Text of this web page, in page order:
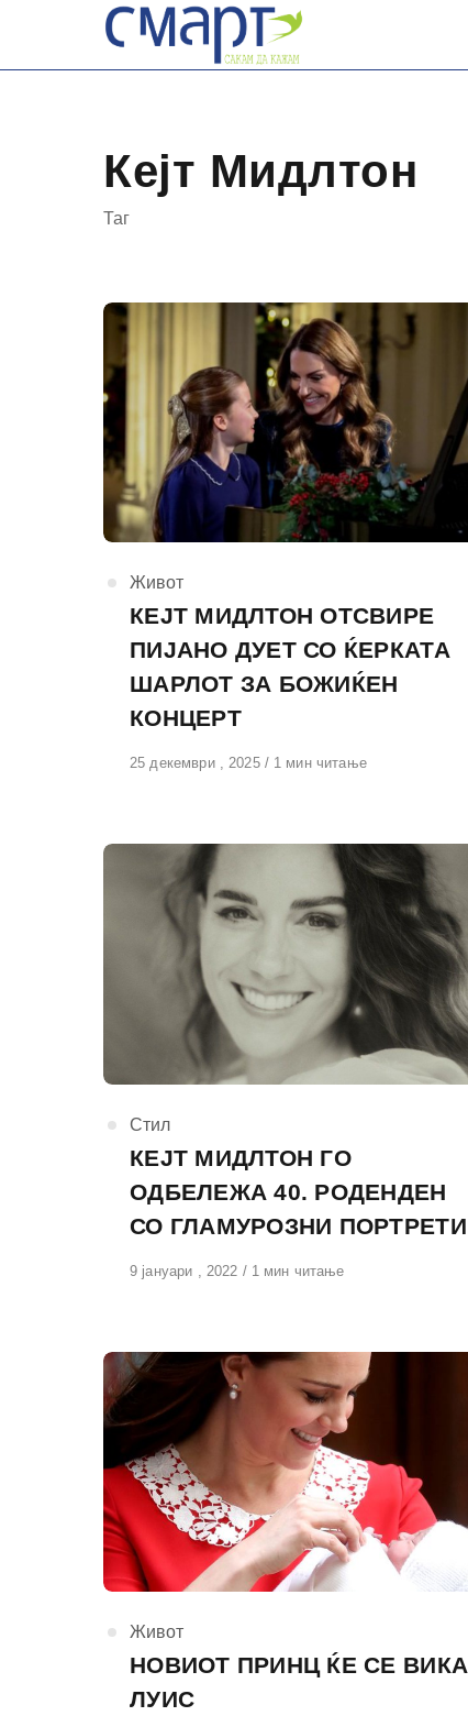
content
Кејт Мидлтон
Таг
КАтегорија
Живот
КЕЈТ МИДЛТОН ОТСВИРЕ
ПИЈАНО ДУЕТ СО ЌЕРКАТА
ШАРЛОТ ЗА БОЖИЌЕН
КОНЦЕРТ
Објавено
25 декември , 2025 1 мин читање
КАтегорија
Стил
КЕЈТ МИДЛТОН ГО
ОДБЕЛЕЖА 40. РОДЕНДЕН
СО ГЛАМУРОЗНИ ПОРТРЕТИ
Објавено
9 јануари , 2022 1 мин читање
КАтегорија
Живот
НОВИОТ ПРИНЦ ЌЕ СЕ ВИКА
ЛУИС